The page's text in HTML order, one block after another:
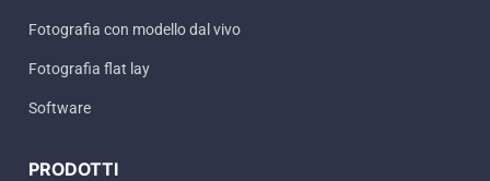
Fotografia con modello dal vivo
Fotografia flat lay
Software
PRODOTTI